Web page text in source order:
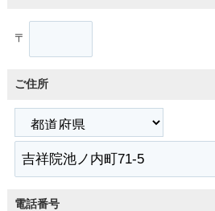
〒
ご住所
電話番号